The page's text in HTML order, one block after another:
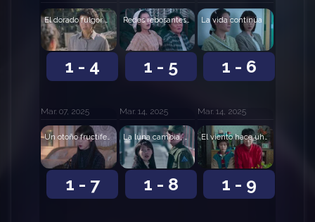
1 - 4
El dorado fulgor del verano
Mar. 07, 2025
1 - 5
Redes rebosantes de una noche de verano
Mar. 14, 2025
1 - 6
La vida continúa
Mar. 14, 2025
1 - 7
Un otoño fructífero
1 - 8
La luna cambia, pero el amor sigue brillando
1 - 9
El viento hace uhh, el corazón hace buaa